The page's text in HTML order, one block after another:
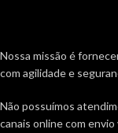
garantia para sua
Nossa missão é
com agilidade e
Não possuímos
canais online com